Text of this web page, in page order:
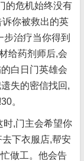
的危机始终没有
你被救出的英
治疗当你得到
给药剂师后,会
白日门英雄会
失的密信找回,
。
时,门主会希望你
下衣服店,帮安
做工。他会告